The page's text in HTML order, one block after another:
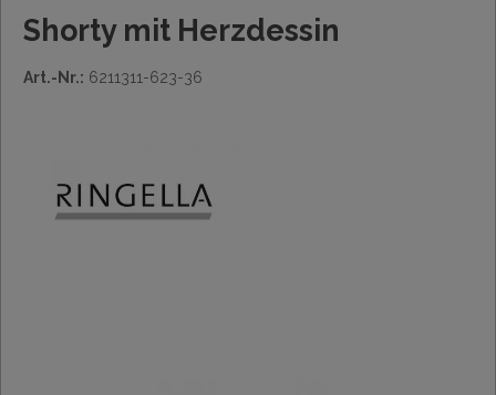
Shorty mit Herzdessin
Art.-Nr.: 6211311-623-36